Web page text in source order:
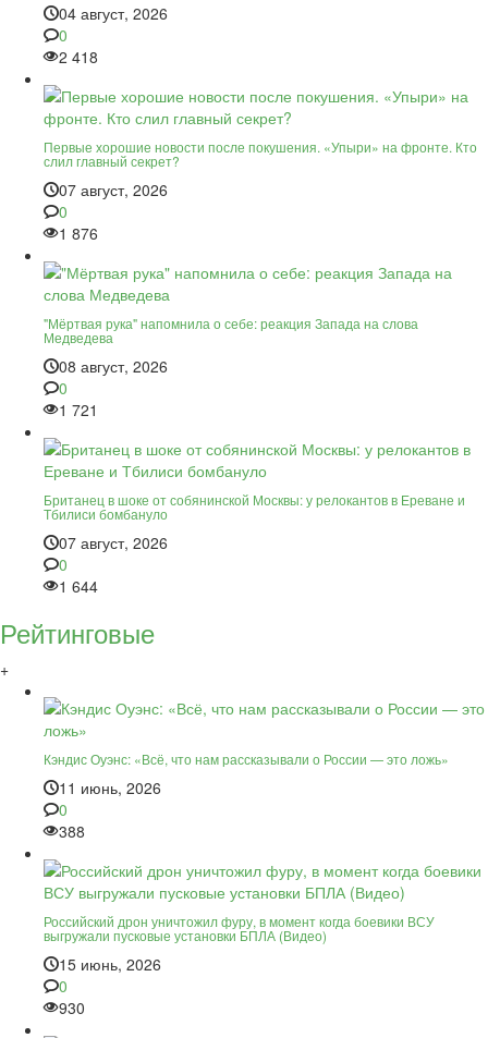
04 август, 2026
0
2 418
Первые хорошие новости после покушения. «Упыри» на фронте. Кто
слил главный секрет?
07 август, 2026
0
1 876
"Мёртвая рука" напомнила о себе: реакция Запада на слова
Медведева
08 август, 2026
0
1 721
Британец в шоке от собянинской Москвы: у релокантов в Ереване и
Тбилиси бомбануло
07 август, 2026
0
1 644
Рейтинговые
+
Кэндис Оуэнс: «Всё, что нам рассказывали о России — это ложь»
11 июнь, 2026
0
388
Российский дрон уничтожил фуру, в момент когда боевики ВСУ
выгружали пусковые установки БПЛА (Видео)
15 июнь, 2026
0
930